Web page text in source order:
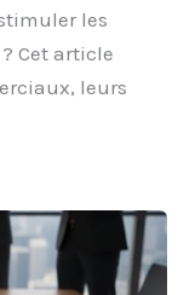
les
Cet article
leurs